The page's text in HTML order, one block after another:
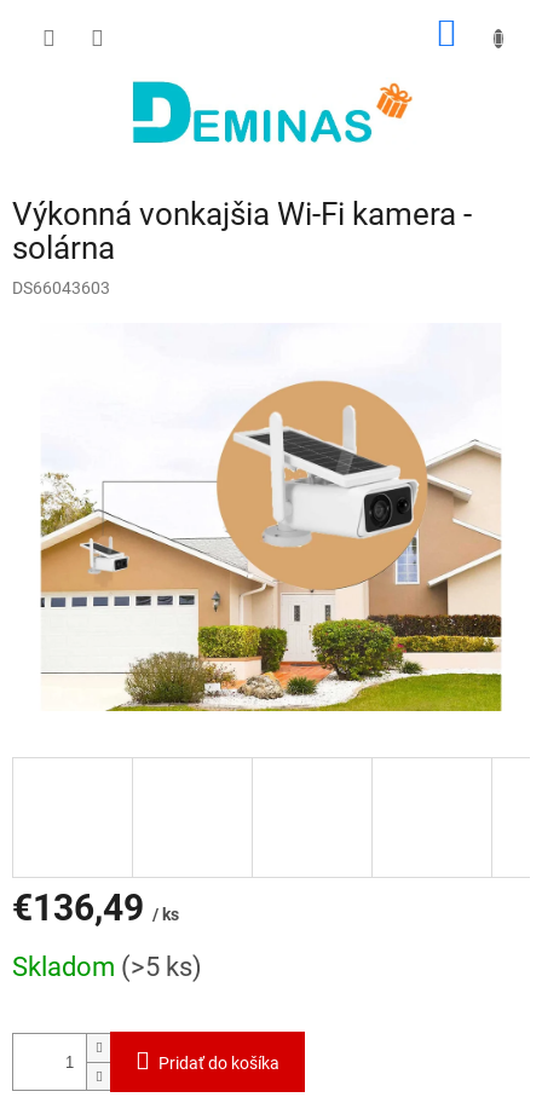
Výkonná vonkajšia Wi-Fi kamera -
solárna
DS66043603
€136,49 / ks
cena:
Skladom (>5 ks)
Pridať do košíka